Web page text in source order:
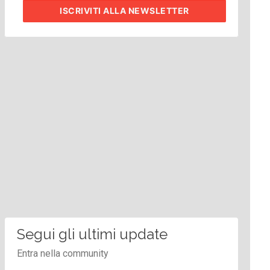
ISCRIVITIALLA NEWSLETTER
Segui gli ultimi update
Entra nella community